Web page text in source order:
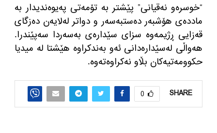
“خوسره‌و نه‌قیانی” پێشتر به‌ تۆمه‌تی پەیوەندیدار بە
ماددەی هۆشبەر دەستبەسەر و دواتر لەلایەن دەزگای
قه‌زایی ڕژیمه‌وه‌ سزای سێدارەی بەسەردا سەپێندرا.
هەواڵی لەسێدارەدانی ئه‌و به‌ندكراوه‌ هێشتا له‌ میدیا
حكوومه‌تیه‌كان بڵاو نه‌كراوه‌ته‌وه‌.
SHARE
0